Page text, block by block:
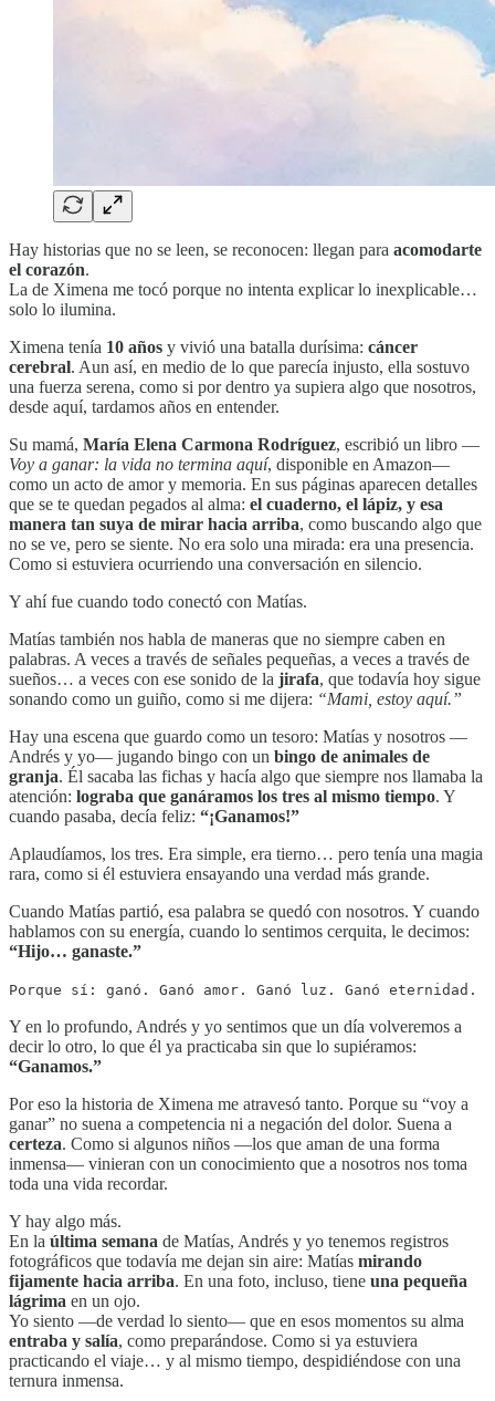
Hay historias que no se leen, se reconocen: llegan para acomodarte
el corazón.
La de Ximena me tocó porque no intenta explicar lo inexplicable…
solo lo ilumina.
Ximena tenía 10 años y vivió una batalla durísima: cáncer
cerebral. Aun así, en medio de lo que parecía injusto, ella sostuvo
una fuerza serena, como si por dentro ya supiera algo que nosotros,
desde aquí, tardamos años en entender.
Su mamá, María Elena Carmona Rodríguez, escribió un libro —
Voy a ganar: la vida no termina aquí, disponible en Amazon—
como un acto de amor y memoria. En sus páginas aparecen detalles
que se te quedan pegados al alma: el cuaderno, el lápiz, y esa
manera tan suya de mirar hacia arriba, como buscando algo que
no se ve, pero se siente. No era solo una mirada: era una presencia.
Como si estuviera ocurriendo una conversación en silencio.
Y ahí fue cuando todo conectó con Matías.
Matías también nos habla de maneras que no siempre caben en
palabras. A veces a través de señales pequeñas, a veces a través de
sueños… a veces con ese sonido de la jirafa, que todavía hoy sigue
sonando como un guiño, como si me dijera: “Mami, estoy aquí.”
Hay una escena que guardo como un tesoro: Matías y nosotros —
Andrés y yo— jugando bingo con un bingo de animales de
granja. Él sacaba las fichas y hacía algo que siempre nos llamaba la
atención: lograba que ganáramos los tres al mismo tiempo. Y
cuando pasaba, decía feliz: “¡Ganamos!”
Aplaudíamos, los tres. Era simple, era tierno… pero tenía una magia
rara, como si él estuviera ensayando una verdad más grande.
Cuando Matías partió, esa palabra se quedó con nosotros. Y cuando
hablamos con su energía, cuando lo sentimos cerquita, le decimos:
“Hijo… ganaste.”
Porque sí: ganó. Ganó amor. Ganó luz. Ganó eternidad.
Y en lo profundo, Andrés y yo sentimos que un día volveremos a
decir lo otro, lo que él ya practicaba sin que lo supiéramos:
“Ganamos.”
Por eso la historia de Ximena me atravesó tanto. Porque su “voy a
ganar” no suena a competencia ni a negación del dolor. Suena a
certeza. Como si algunos niños —los que aman de una forma
inmensa— vinieran con un conocimiento que a nosotros nos toma
toda una vida recordar.
Y hay algo más.
En la última semana de Matías, Andrés y yo tenemos registros
fotográficos que todavía me dejan sin aire: Matías mirando
fijamente hacia arriba. En una foto, incluso, tiene una pequeña
lágrima en un ojo.
Yo siento —de verdad lo siento— que en esos momentos su alma
entraba y salía, como preparándose. Como si ya estuviera
practicando el viaje… y al mismo tiempo, despidiéndose con una
ternura inmensa.